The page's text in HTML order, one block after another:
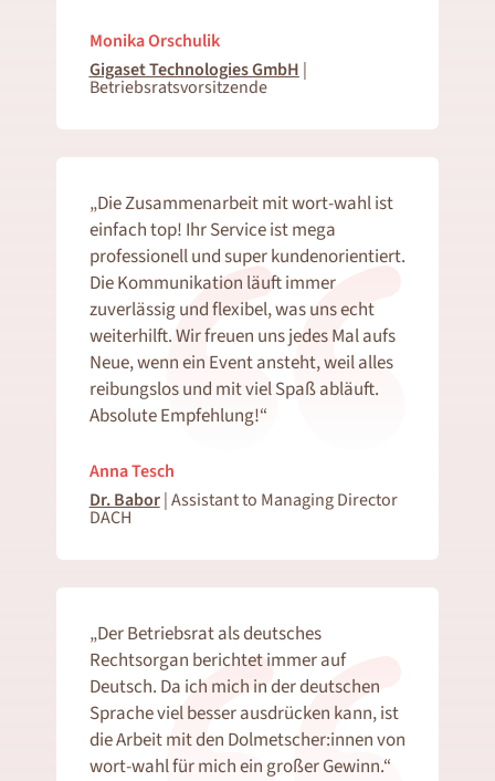
Monika Orschulik
GigasetTechnologies GmbH |
Betriebsratsvorsitzende
„Die Zusammenarbeit mit wort-wahl ist
einfach top! Ihr Service ist mega
professionell und super kundenorientiert.
Die Kommunikation läuft immer
zuverlässig und flexibel, was uns echt
weiterhilft. Wir freuen uns jedes Mal aufs
Neue, wenn ein Event ansteht, weil alles
reibungslos und mit viel Spaß abläuft.
Absolute Empfehlung!“
Anna Tesch
Dr. Babor| Assistant to Managing Director
DACH
„Der Betriebsrat als deutsches
Rechtsorgan berichtet immer auf
Deutsch. Da ich mich in der deutschen
Sprache viel besser ausdrücken kann, ist
die Arbeit mit den Dolmetscher:innen von
wort-wahl für mich ein großer Gewinn.“